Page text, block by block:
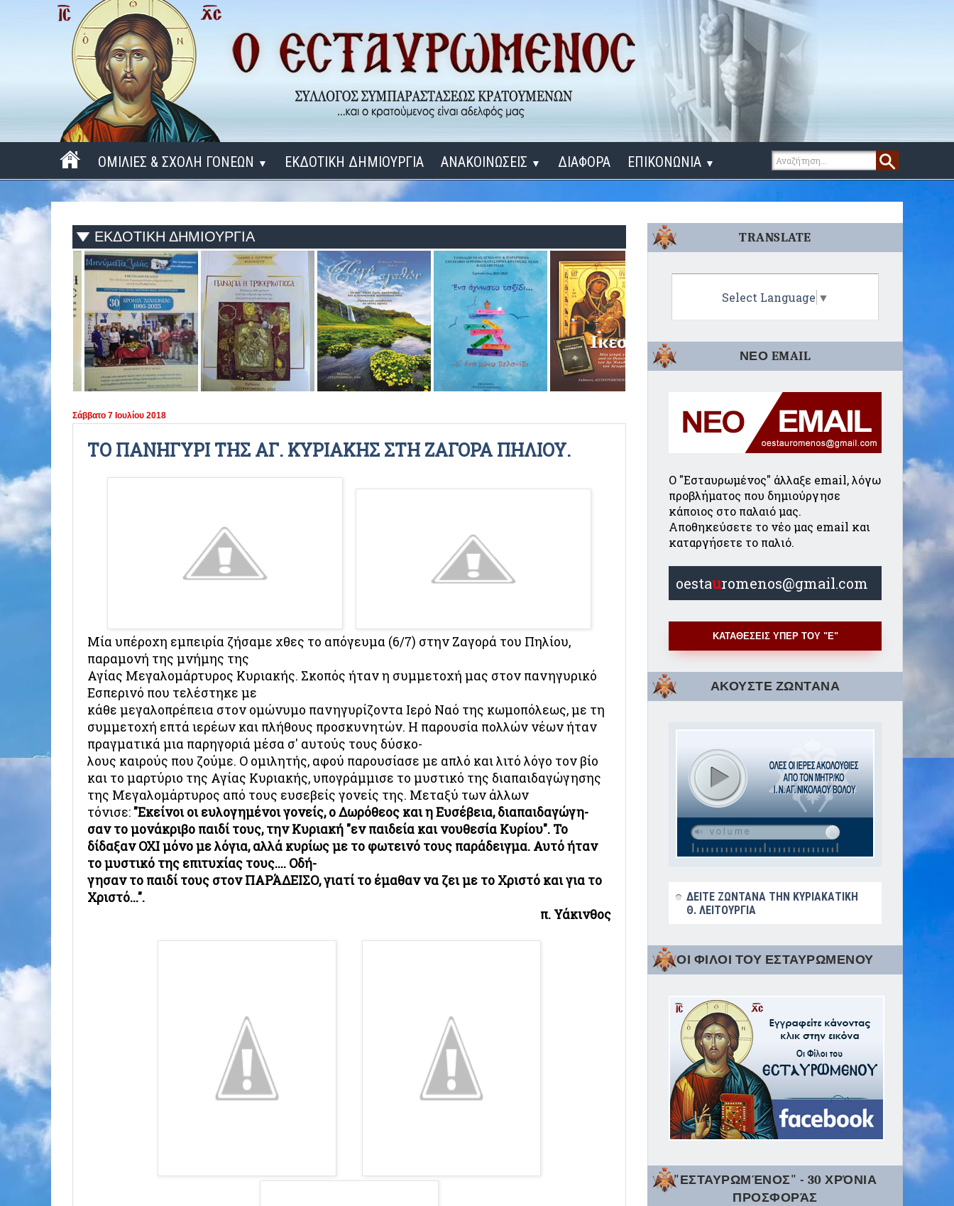
ΟΜΙΛΙΕΣ & ΣΧΟΛΗ ΓΟΝΕΩΝ ▼
ΠΕΡΙΟΔΟΣ 2025 - 2026
ΠΕΡΙΟΔΟΣ 2024 - 2025
ΠΕΡΙΟΔΟΣ 2023 - 2024
ΠΕΡΙΟΔΟΣ 2022 - 2023
ΠΕΡΙΟΔΟΣ 2021 - 2022
ΠΕΡΙΟΔΟΣ 2020 - 2021
ΠΕΡΙΟΔΟΣ 2014 - 2015
ΕΚΔΟΤΙΚΗ ΔΗΜΙΟΥΡΓΙΑ ΑΝΑΚΟΙΝΩΣΕΙΣ ▼
ΔΙΔΑΞΟΝ ΜΕ, ΚΥΡΙΕ
ΓΙΑ ΤΟΥΣ ΜΙΚΡΟΥΣ ΜΑΣ ΦΙΛΟΥΣ
ΡΑΔΙΟΦΩΝΙΚΕΣ ΕΚΠΟΜΠΕΣ
ΒΙΝΤΕΟ
ΔΙΑΦΟΡΑ ΕΠΙΚΟΝΩΝΙΑ ▼
ΕΚΔΟΤΙΚΗ ΔΗΜΙΟΥΡΓΙΑ
Σάββατο 7 Ιουλίου 2018
ΤΟ ΠΑΝΗΓΥΡΙ ΤΗΣ ΑΓ. ΚΥΡΙΑΚΗΣ ΣΤΗ ΖΑΓΟΡΑ ΠΗΛΙΟΥ.
Μία υπέροχη εμπειρία ζήσαμε χθες το απόγευμα (6/7) στην Ζαγορά του Πηλίου,
παραμονή της μνήμης της
Αγίας Μεγαλομάρτυρος Κυριακής. Σκοπός ήταν η συμμετοχή μας στον πανηγυρικό
Εσπερινό που τελέστηκε με
κάθε μεγαλοπρέπεια στον ομώνυμο πανηγυρίζοντα Ιερό Ναό της κωμοπόλεως, με τη
συμμετοχή επτά ιερέων και πλήθους προσκυνητών. Η παρουσία πολλών νέων ήταν
πραγματικά μια παρηγοριά μέσα σ' αυτούς τους δύσκο-
λους καιρούς που ζούμε. Ο ομιλητής, αφού παρουσίασε με απλό και λιτό λόγο τον βίο
και το μαρτύριο της Αγίας Κυριακής, υπογράμμισε το μυστικό της διαπαιδαγώγησης
της Μεγαλομάρτυρος από τους ευσεβείς γονείς της. Μεταξύ των άλλων
τόνισε: "Εκείνοι οι ευλογημένοι γονείς, ο Δωρόθεος και η Ευσέβεια, διαπαιδαγώγη-
σαν το μονάκριβο παιδί τους, την Κυριακή "εν παιδεία και νουθεσία Κυρίου". Το
δίδαξαν ΟΧΙ μόνο με λόγια, αλλά κυρίως με το φωτεινό τους παράδειγμα. Αυτό ήταν
το μυστικό της επιτυχίας τους.... Οδή-
γησαν το παιδί τους στον ΠΑΡΆΔΕΙΣΟ, γιατί το έμαθαν να ζει με το Χριστό και για το
Χριστό...".
π. Υάκινθος
TRANSLATE
Select Language ▼
ΝΕΟ EMAIL
Ο "Εσταυρωμένος" άλλαξε email, λόγω
προβλήματος που δημιούργησε
κάποιος στο παλαιό μας.
Αποθηκεύσετε το νέο μας email και
καταργήσετε το παλιό.
oestauromenos@gmail.com
ΚΑΤΑΘΕΣΕΙΣ ΥΠΕΡ ΤΟΥ "Ε"
ΑΚΟΥΣΤΕ ΖΩΝΤΑΝΑ
ΔΕΙΤΕ ΖΩΝΤΑΝΑ ΤΗΝ ΚΥΡΙΑΚΑΤΙΚΗ
Θ. ΛΕΙΤΟΥΡΓΙΑ
ΟΙ ΦΙΛΟΙ ΤΟΥ ΕΣΤΑΥΡΩΜΕΝΟΥ
"ΕΣΤΑΥΡΩΜΈΝΟΣ" - 30 ΧΡΌΝΙΑ
ΠΡΟΣΦΟΡΆΣ